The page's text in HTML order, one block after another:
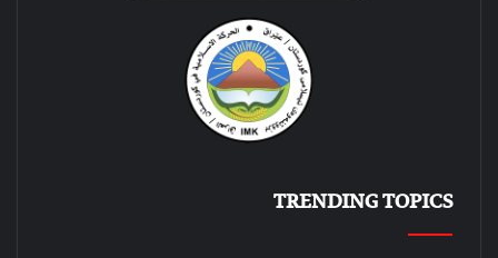
TRENDING TOPICS